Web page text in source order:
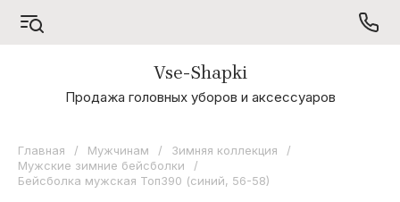
А - Я
Odyssey
Коллекция
Vse-Shapki
Продажа головных уборов и аксессуаров
Главная / Мужчинам / Зимняя коллекция
/
Мужские зимние бейсболки
/
Бейсболка мужская Топ390 (синий, 56-58)